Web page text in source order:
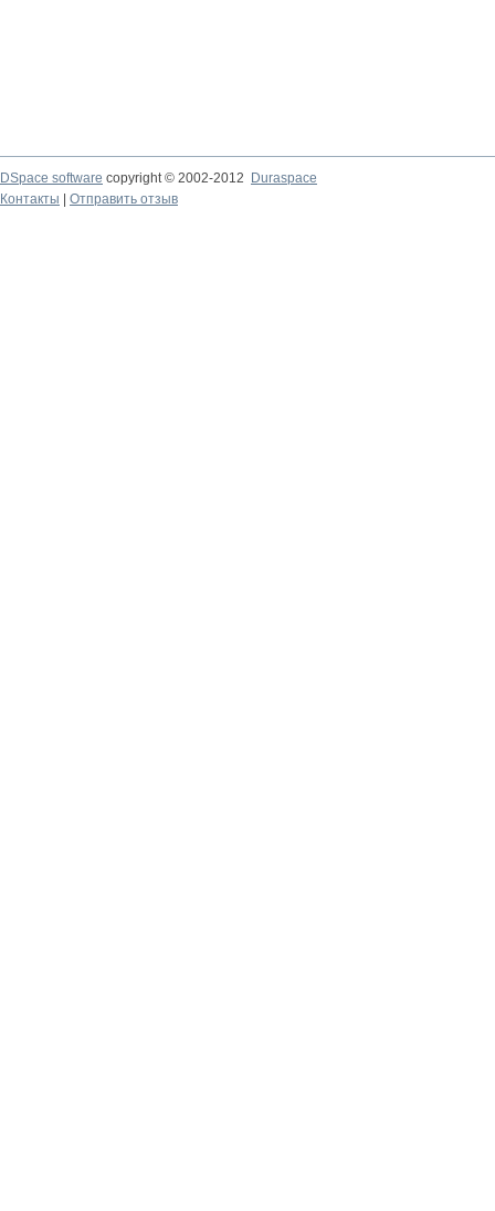
DSpace software copyright © 2002-2012
Duraspace
Контакты
Отправить отзыв